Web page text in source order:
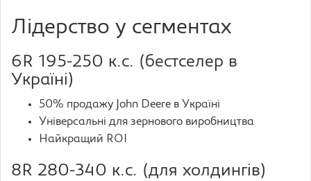
Лідерство у сегментах
6R 195-250 к.с. (бестселер в
Україні)
50% продажу John Deere в Україні
Універсальні для зернового виробництва
Найкращий ROI
8R 280-340 к.с. (для холдингів)